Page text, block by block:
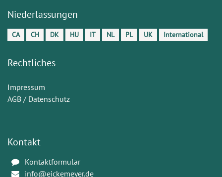
Niederlassungen
CA CH DK HU IT NL PL UK International
Rechtliches
Impressum
AGB / Datenschutz
Kontakt
Kontaktformular
info@eickemeyer.de